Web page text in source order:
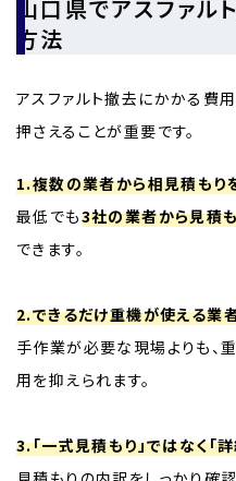
山口県でアスファル
方法
アスファルト撤去にかかる費
押さえることが重要です。
1.複数の業者から相見積もり
最低でも3社の業者から見積
できます。
2.できるだけ重機が使える業
手作業が必要な現場よりも、
用を抑えられます。
3.「一式見積もり」ではなく「